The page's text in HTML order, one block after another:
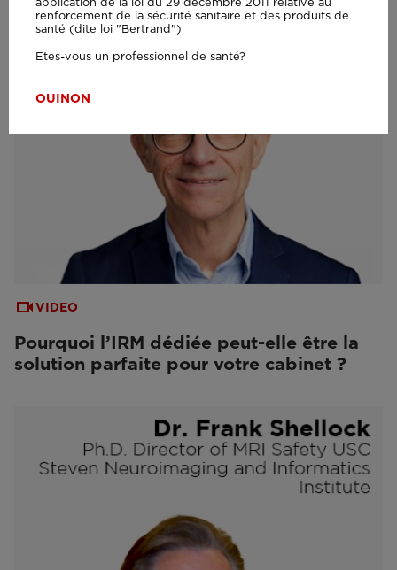
VIDEO
Pourquoi l’IRM dédiée peut-elle être la
solution parfaite pour votre cabinet ?
renforcement de la sécurité sanitaire et des produits de
santé (dite loi "Bertrand")
Etes-vous un professionnel de santé?
OUINON